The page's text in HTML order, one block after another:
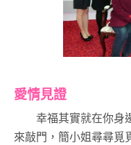
愛情見證
幸福其實就在你身
來敲門，簡小姐尋尋覓